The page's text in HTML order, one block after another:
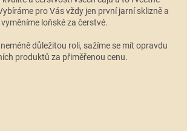
pro Vás vždy jen první jarní sklizně a
loňské za čerstvé.
důležitou roli, sažíme se mít opravdu
produktů za přiměřenou cenu.